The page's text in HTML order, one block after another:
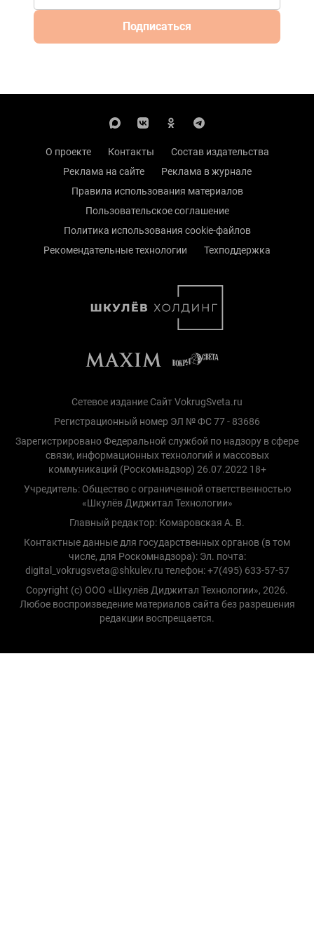
Подписаться
О проекте Контакты
Состав издательства
Реклама на сайте
Реклама в журнале
Правила использования материалов
Пользовательское соглашение
Политика использования cookie-файлов
Рекомендательные технологии
Техподдержка
Сетевое издание Сайт VokrugSveta.ru
Регистрационный номер ЭЛ № ФС 77 - 83686
Зарегистрировано Федеральной службой по надзору в сфере
связи, информационных технологий и массовых
коммуникаций (Роскомнадзор) 26.07.2022 18+
Учредитель: Общество с ограниченной ответственностью
«Шкулёв Диджитал Технологии»
Главный редактор: Комаровская А. В.
Контактные данные для государственных органов (в том
числе, для Роскомнадзора): Эл. почта:
digital_vokrugsveta@shkulev.ru телефон: +7(495) 633-57-57
Copyright (с) ООО «Шкулёв Диджитал Технологии», 2026.
Любое воспроизведение материалов сайта без разрешения
редакции воспрещается.